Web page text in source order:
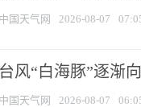
中国天气网 2026-08-07
台风“白海豚”逐渐
中国天气网 2026-08-07